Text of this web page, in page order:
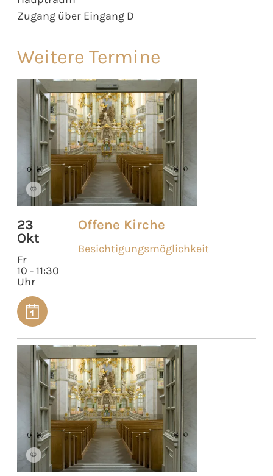
Zugang über Eingang D
Weitere Termine
©
23
Okt
Fr
10 - 11:30
Uhr
Offene Kirche
Besichtigungsmöglichkeit
©